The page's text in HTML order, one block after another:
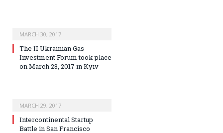
MARCH 30, 2017
The II Ukrainian Gas
Investment Forum took place
on March 23, 2017 in Kyiv
MARCH 29, 2017
Intercontinental Startup
Battle in San Francisco